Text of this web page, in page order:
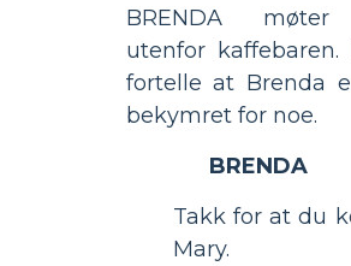
BRENDA møter
utenfor
fortelle at Brenda
bekymret for noe.
BRENDA
Takk for at du
Mary.